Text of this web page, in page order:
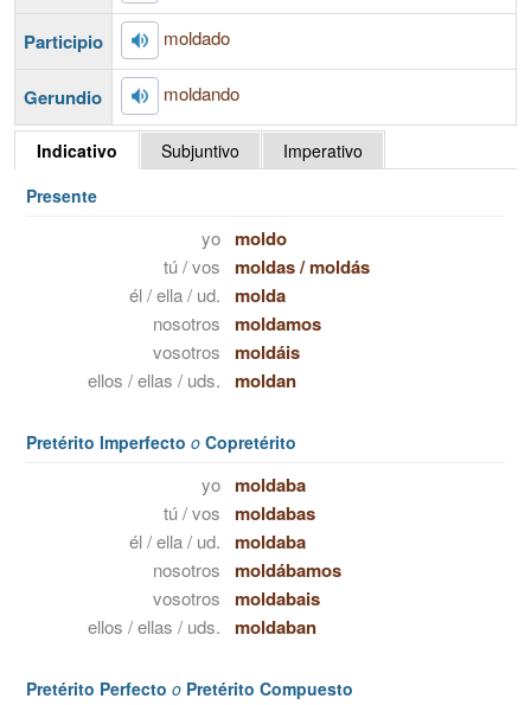
Participio moldado
Gerundio moldando
Indicativo Subjuntivo
Imperativo
Presente
yo moldo
tú / vos moldas/moldás
él / ella / ud. molda
nosotros moldamos
vosotros moldáis
ellos / ellas / uds. moldan
Pretérito Imperfecto o Copretérito
yo moldaba
tú / vos moldabas
él / ella / ud. moldaba
nosotros moldábamos
vosotros moldabais
ellos / ellas / uds. moldaban
Pretérito Perfecto o Pretérito Compuesto